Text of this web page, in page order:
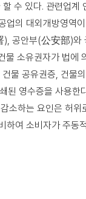
수 있다. 관련업
의 대외개방영역
공안부(公安部)와
소유권자가 법
물 공유권증, 건
영수증을 사용
소하는 요인은 허
여 소비자가 주